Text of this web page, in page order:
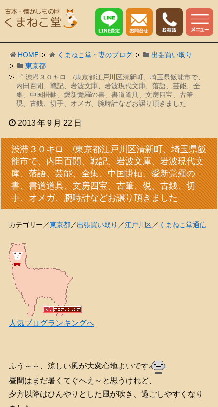
HOME くまねこ堂・妻のブログ
出張買い取り
東京都
渋滞３０キロ /東京都江戸川区清新町、埼玉県飯能市で、
内田百閒、戦記、岩波文庫、岩波現代文庫、落語、芸能、全
集、中国掛軸、愛新覚羅の書、書道道具、文房四宝、古筆、
硯、古銭、切手、オメガ、腕時計などお譲り頂きました
2013 年 9 月 22 日
渋滞３０キロ /東京都江戸川区清新町、埼玉県飯
能市で、内田百閒、戦記、岩波文庫、岩波現代文
庫、落語、芸能、全集、中国掛軸、愛新覚羅の
書、書道道具、文房四宝、古筆、硯、古銭、切
手、オメガ、腕時計などお譲り頂きました
カテゴリー／東京都／出張買い取り ／江戸川区／ くまねこ堂通信
人気ブログランキングへ
ふう～～、涼しい風が大変心地よいです
昼間はまだ暑くてぐへえ～と思うけれど、
夕方以降はひんやりとした風が吹き、過ごしやすくなり